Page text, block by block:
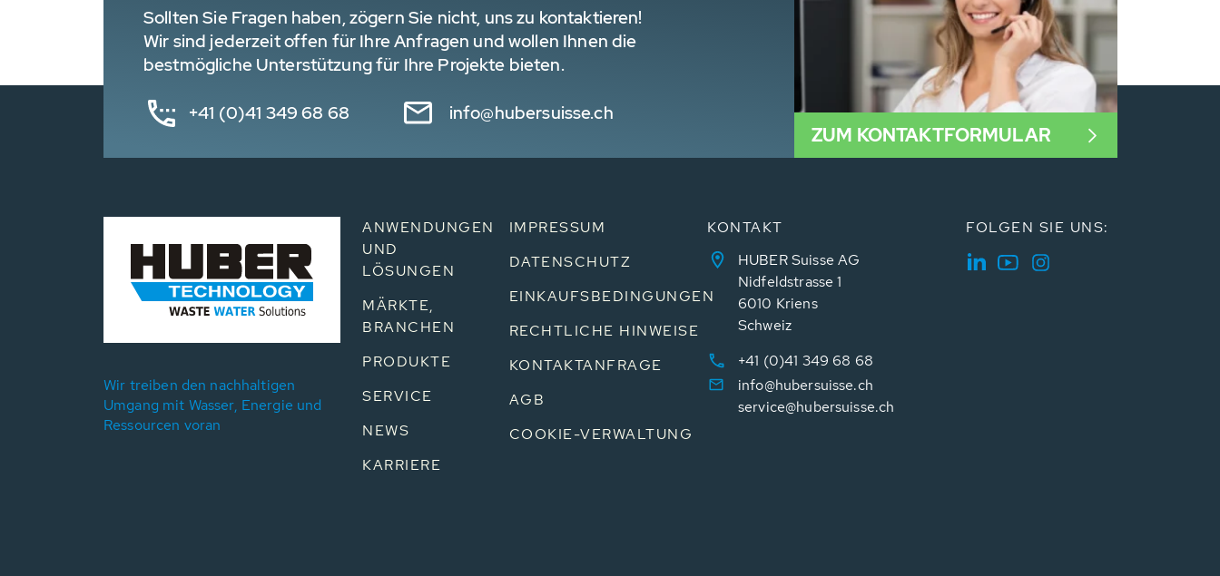
Sollten Sie Fragen haben, zögern Sie nicht, uns zu kontaktieren!
Wir sind jederzeit offen für Ihre Anfragen und wollen Ihnen die
bestmögliche Unterstützung für Ihre Projekte bieten.
+41 (0)41 349 68 68 info@hubersuisse.ch
ZUM KONTAKTFORMULAR
Wir treiben den nachhaltigen
Umgang mit Wasser, Energie und
Ressourcen voran
ANWENDUNGEN
UND
LÖSUNGEN
MÄRKTE,
BRANCHEN
PRODUKTE
SERVICE
NEWS
KARRIERE
IMPRESSUM
DATENSCHUTZ
EINKAUFSBEDINGUNGEN
RECHTLICHE HINWEISE
KONTAKTANFRAGE
AGB
COOKIE-VERWALTUNG
KONTAKT
HUBER Suisse AG
Nidfeldstrasse 1
6010 Kriens
Schweiz
+41 (0)41 349 68 68
info@hubersuisse.ch
service@hubersuisse.ch
FOLGEN SIE UNS: